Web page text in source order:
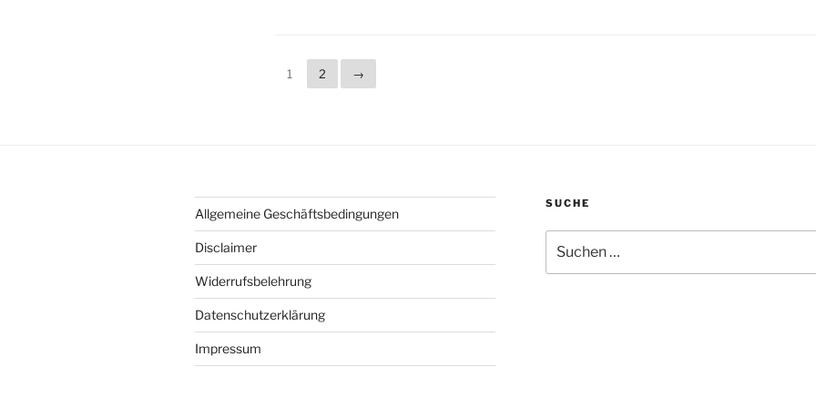
1 2 →
Allgemeine Geschäftsbedingungen
Disclaimer
Widerrufsbelehrung
Datenschutzerklärung
Impressum
SUCHE
nach: